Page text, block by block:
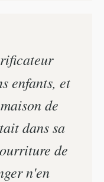
enfants, et
de
dans sa
de
n'en